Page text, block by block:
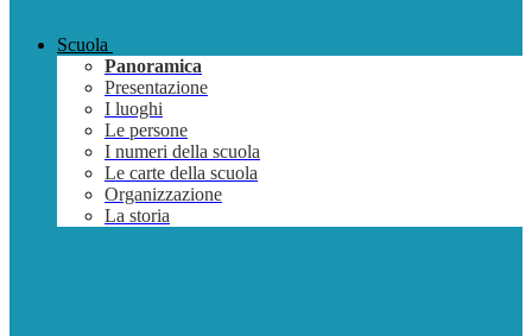
Scuola
Panoramica
Presentazione
I luoghi
Le persone
I numeri della scuola
Le carte della scuola
Organizzazione
La storia